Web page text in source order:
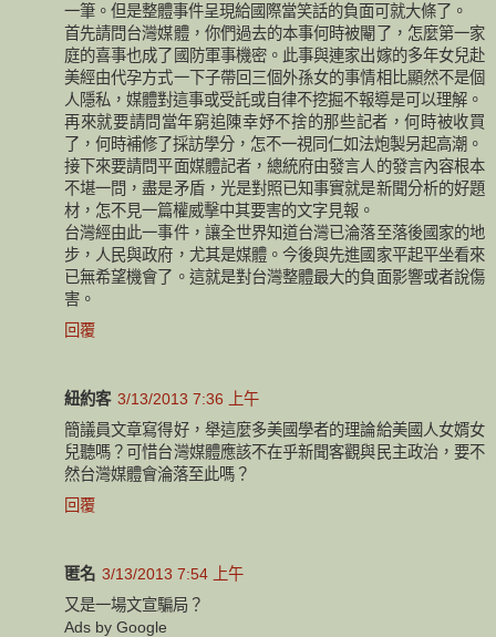
一筆。但是整體事件呈現給國際當笑話的負面可就大條了。
首先請問台灣媒體，你們過去的本事何時被閹了，怎麼第一家
庭的喜事也成了國防軍事機密。此事與連家出嫁的多年女兒赴
美經由代孕方式一下子帶回三個外孫女的事情相比顯然不是個
人隱私，媒體對這事或受託或自律不挖掘不報導是可以理解。
再來就要請問當年窮追陳幸妤不捨的那些記者，何時被收買
了，何時補修了採訪學分，怎不一視同仁如法炮製另起高潮。
接下來要請問平面媒體記者，總統府由發言人的發言內容根本
不堪一問，盡是矛盾，光是對照已知事實就是新聞分析的好題
材，怎不見一篇權威擊中其要害的文字見報。
台灣經由此一事件，讓全世界知道台灣已淪落至落後國家的地
步，人民與政府，尤其是媒體。今後與先進國家平起平坐看來
已無希望機會了。這就是對台灣整體最大的負面影響或者說傷
害。
回覆
紐約客 3/13/2013 7:36 上午
簡議員文章寫得好，舉這麼多美國學者的理論給美國人女婿女
兒聽嗎？可惜台灣媒體應該不在乎新聞客觀與民主政治，要不
然台灣媒體會淪落至此嗎？
回覆
匿名 3/13/2013 7:54 上午
又是一場文宣騙局？
Ads by Google